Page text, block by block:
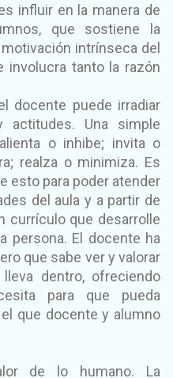
influir en la manera de
que sostiene la
intrínseca del
involucra tanto la razón
docente puede irradiar
actitudes. Una simple
o inhibe; invita o
realza o minimiza. Es
esto para poder atender
del aula y a partir de
currículo que desarrolle
persona. El docente ha
que sabe ver y valorar
dentro, ofreciendo
para que pueda
que docente y alumno
de lo humano. La